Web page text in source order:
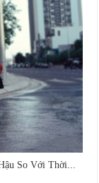
So Với Thời...